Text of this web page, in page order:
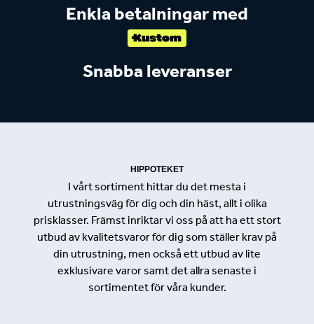
Enkla betalningar med
Snabba leveranser
HIPPOTEKET
I vårt sortiment hittar du det mesta i
utrustningsväg för dig och din häst, allt i olika
prisklasser. Främst inriktar vi oss på att ha ett stort
utbud av kvalitetsvaror för dig som ställer krav på
din utrustning, men också ett utbud av lite
exklusivare varor samt det allra senaste i
sortimentet för våra kunder.